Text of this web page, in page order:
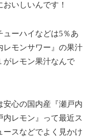
いしいんです！
ーハイなどは5％あ
レモンサワー』の果汁
レモン果汁なんで
安心の国内産『瀬戸内
内レモン』って最近ス
ースなどでよく見かけ